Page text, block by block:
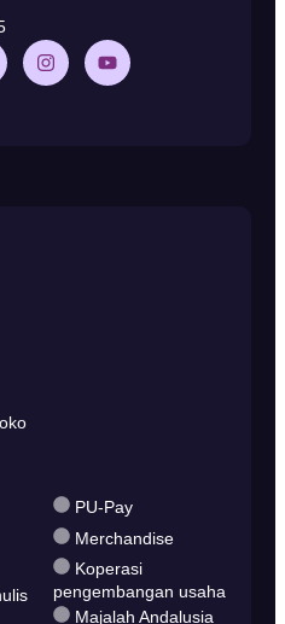
PU-Pay
Merchandise
Koperasi
pengembangan usaha
Majalah Andalusia